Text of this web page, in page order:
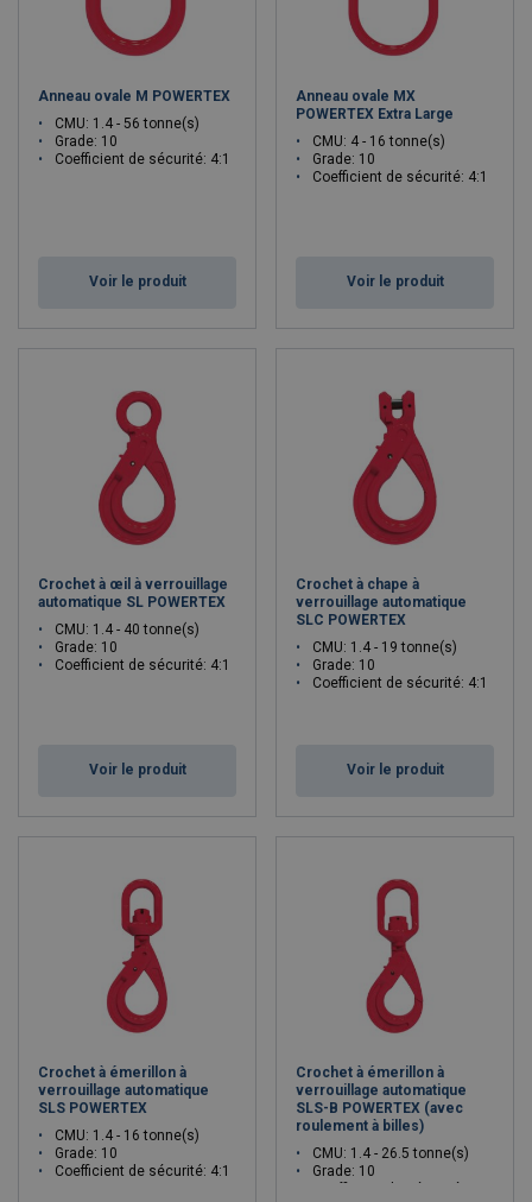
Anneau ovale M POWERTEX
CMU: 1.4 - 56 tonne(s)
Grade: 10
Coefficient de sécurité: 4:1
Voir le produit
Anneau ovale MX
POWERTEX Extra Large
CMU: 4 - 16 tonne(s)
Grade: 10
Coefficient de sécurité: 4:1
Voir le produit
Crochet à œil à verrouillage
automatique SL POWERTEX
CMU: 1.4 - 40 tonne(s)
Grade: 10
Coefficient de sécurité: 4:1
Voir le produit
Crochet à chape à
verrouillage automatique
SLC POWERTEX
CMU: 1.4 - 19 tonne(s)
Grade: 10
Coefficient de sécurité: 4:1
Voir le produit
Crochet à émerillon à
verrouillage automatique
SLS POWERTEX
CMU: 1.4 - 16 tonne(s)
Grade: 10
Coefficient de sécurité: 4:1
Crochet à émerillon à
verrouillage automatique
SLS-B POWERTEX (avec
roulement à billes)
CMU: 1.4 - 26.5 tonne(s)
Grade: 10